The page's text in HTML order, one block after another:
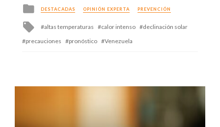
Posted
in
DESTACADAS OPINIÓN EXPERTA PREVENCIÓN
Tagged
altas temperaturas calor intenso
declinación solar
precauciones
pronóstico Venezuela